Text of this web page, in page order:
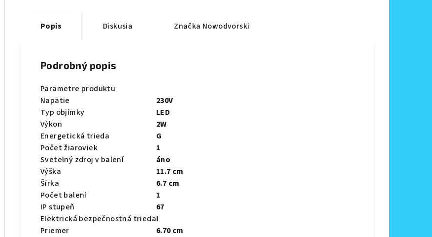
Popis Diskusia Značka Nowodvorski
Podrobný popis
Parametre produktu
Napätie
230V
Typ objímky
LED
Výkon
2W
Energetická trieda
G
Počet žiaroviek
1
Svetelný zdroj v balení
áno
Výška
11.7 cm
Šírka
6.7 cm
Počet balení
1
IP stupeň
67
Elektrická bezpečnostná triedaI
Priemer
6.70 cm